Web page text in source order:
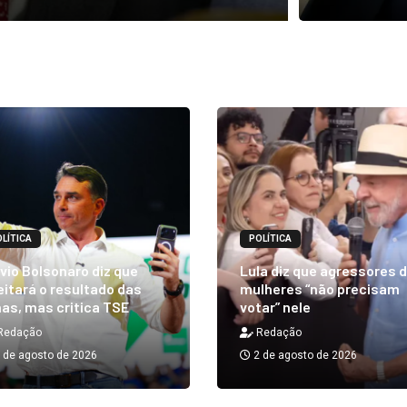
Bolsonaro diz que
o resultado das
mas critica TSE
de agosto de 2026
POLÍTICA
Lula diz que agressores
mulheres “não precisam
votar” nele
Redação
2 de agosto de 2026